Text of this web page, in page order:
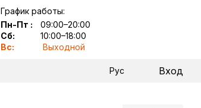
График работы:
Пн-Пт :
09:00–20:00
Сб:
10:00–18:00
Вс:
Выходной
Рус Вход